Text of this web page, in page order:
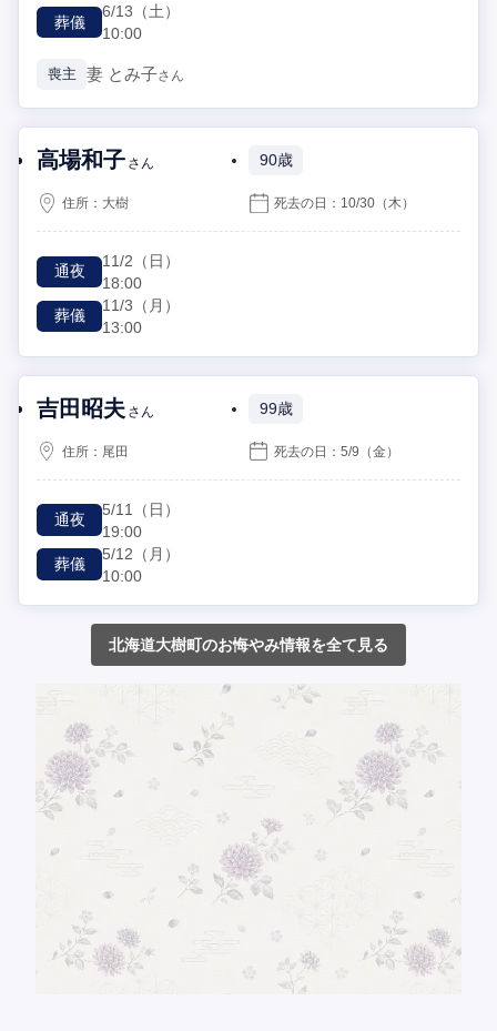
葬儀
6/13 （土）
10:00
喪主 妻 とみ子さん
高場和子 さん 90歳
住所： 大樹 死去の日： 10/30 （木）
通夜
11/2 （日）
18:00
葬儀
11/3 （月）
13:00
吉田昭夫 さん 99歳
住所： 尾田 死去の日：5/9 （金）
通夜
5/11
（日）
19:00
葬儀
5/12 （月）
10:00
北海道大樹町のお悔やみ情報を全て見る